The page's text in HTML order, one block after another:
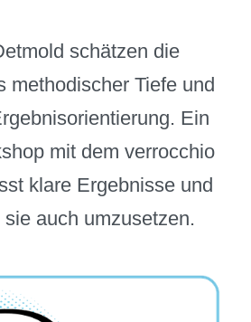
schätzen die
methodischer Tiefe und
Ein
mit dem verrocchio
klare Ergebnisse und
auch umzusetzen.